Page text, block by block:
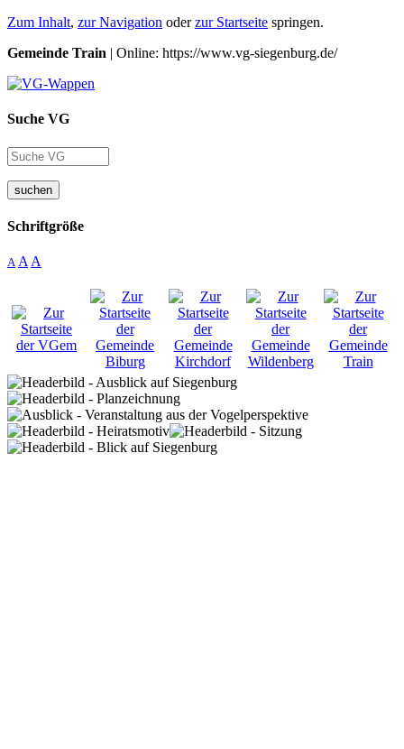
Zum Inhalt, zur Navigation oderzur Startseite springen.
Gemeinde Train | Online: https://www.vg-siegenburg.de/
Suche VG
suchen
Schriftgröße
A A A